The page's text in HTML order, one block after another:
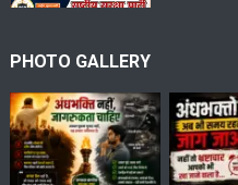
PHOTO GALLERY